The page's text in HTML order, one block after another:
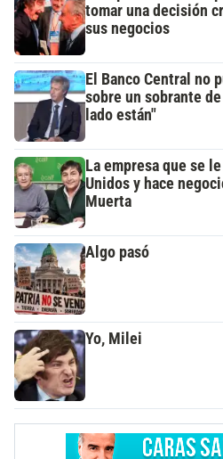
tomar una decisión
sus negocios
El Banco Central no
sobre un sobrante
lado están"
La empresa que se
Unidos y hace
Muerta
Algo pasó
Yo, Milei